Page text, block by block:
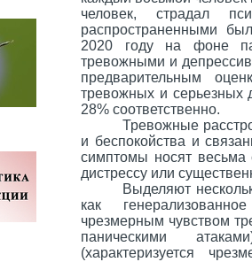
человек, страдал
распространенными
2020 году на фоне
тревожными и
предварительным
тревожных и серьезных
28% соответственно.
Тревожные
и беспокойства и
симптомы носят весьма
дистрессу или
Выделяют
как
чрезмерным чувством
паническими
(характеризуется